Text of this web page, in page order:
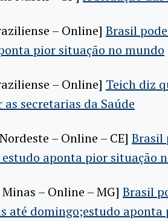
– Online] Brasil
pior situação no mundo
– Online] Teich diz
as secretarias da Saúde
– Online – CE] Brasil
aponta pior situação
– Online – MG] Brasil
até domingo;estudo